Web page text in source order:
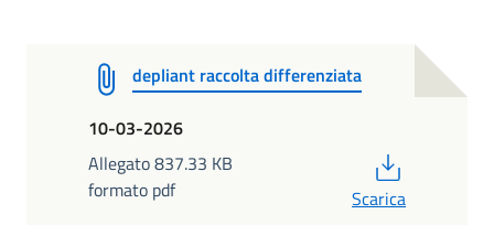
depliant raccolta differenziata
10-03-2026
Allegato 837.33 KB
formato pdf
Scarica